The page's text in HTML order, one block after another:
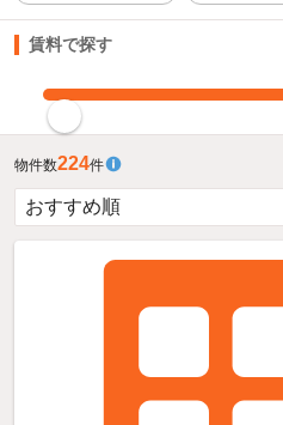
賃料で探す
物件数224件